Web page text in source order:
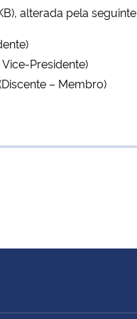
, alterada pela seguinte
Presidente)
– Membro)